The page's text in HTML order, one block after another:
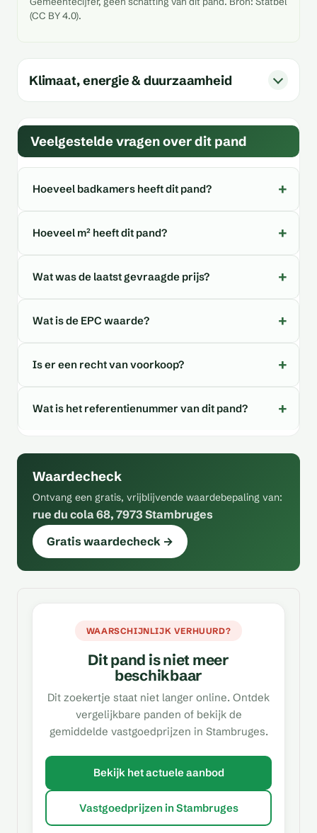
(CC BY 4.0).
Klimaat, energie & duurzaamheid
Veelgestelde vragen over dit pand
Hoeveel badkamers heeft dit pand?
Hoeveel m² heeft dit pand?
Wat was de laatst gevraagde prijs?
Wat is de EPC waarde?
Is er een recht van voorkoop?
Wat is het referentienummer van dit pand?
Waardecheck
Ontvang een gratis, vrijblijvende waardebepaling van:
rue du cola 68, 7973 Stambruges
Gratis waardecheck →
WAARSCHIJNLIJK VERHUURD?
Dit pand is niet meer
beschikbaar
Dit zoekertje staat niet langer online. Ontdek
vergelijkbare panden of bekijk de
gemiddelde vastgoedprijzen in Stambruges.
Bekijk het actuele aanbod
Vastgoedprijzen in Stambruges